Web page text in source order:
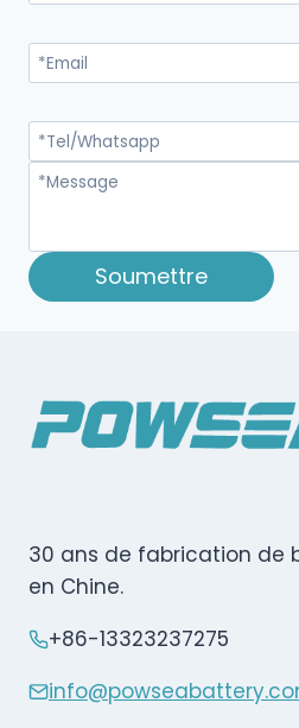
Soumettre
30 ans de fabrication de
en Chine.
+86-13323237275